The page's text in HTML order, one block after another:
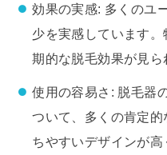
効果の実感: 多くのユ
少を実感しています
期的な脱毛効果が見ら
使用の容易さ: 脱毛器
ついて、多くの肯定
ちやすいデザインが高